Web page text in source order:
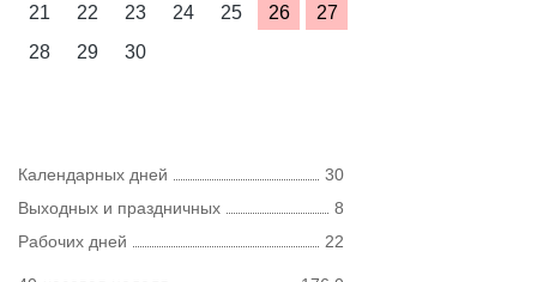
21
22 23 24 25 26
27
28
29 30
Календарных дней
30
Выходных и праздничных
8
Рабочих дней
22